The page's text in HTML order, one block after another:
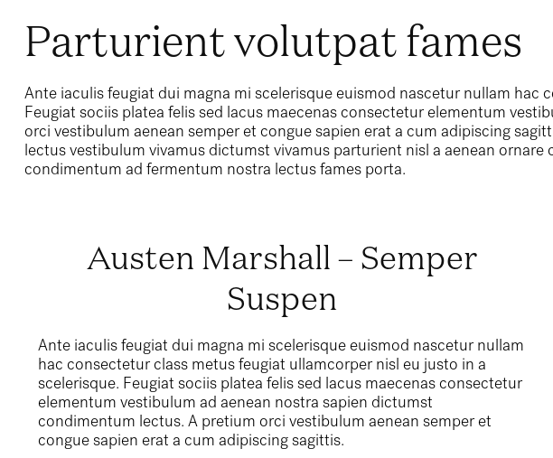
Parturient volutpat fames
Ante iaculis feugiat dui magna mi scelerisque euismod nascetur nullam
Feugiat sociis platea felis sed lacus maecenas consectetur elementum
orci vestibulum aenean semper et congue sapien erat a cum adipiscing
lectus vestibulum vivamus dictumst vivamus parturient nisl a aenean
condimentum ad fermentum nostra lectus fames porta.
Austen Marshall – Semper
Suspen
Ante iaculis feugiat dui magna mi scelerisque euismod nascetur nullam
hac consectetur class metus feugiat ullamcorper nisl eu justo in a
scelerisque. Feugiat sociis platea felis sed lacus maecenas consectetur
elementum vestibulum ad aenean nostra sapien dictumst
condimentum lectus. A pretium orci vestibulum aenean semper et
congue sapien erat a cum adipiscing sagittis.